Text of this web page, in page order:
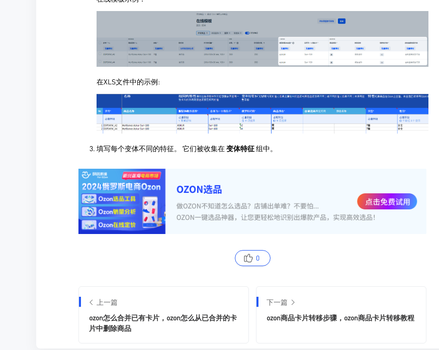
0
上一篇
ozon怎么合并已有卡片，ozon怎么从已合并的卡
片中删除商品
下一篇
ozon商品卡片转移步骤，ozon商品卡片转移教程